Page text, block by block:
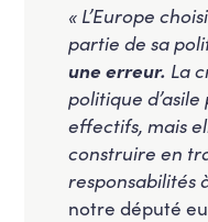
« L’Europe
partie de sa
une erreur. La
politique
effectifs, mais
construire en
responsabilités
notre député